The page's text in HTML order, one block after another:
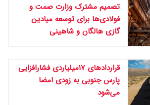
تصمیم مشترک وزارت صمت و
فولادی‌ها برای توسعه میادین
گازی هالگان و شاهینی
قراردادهای ۱۷میلیاردی فشارافزایی
پارس جنوبی به زودی امضا
می‌شود